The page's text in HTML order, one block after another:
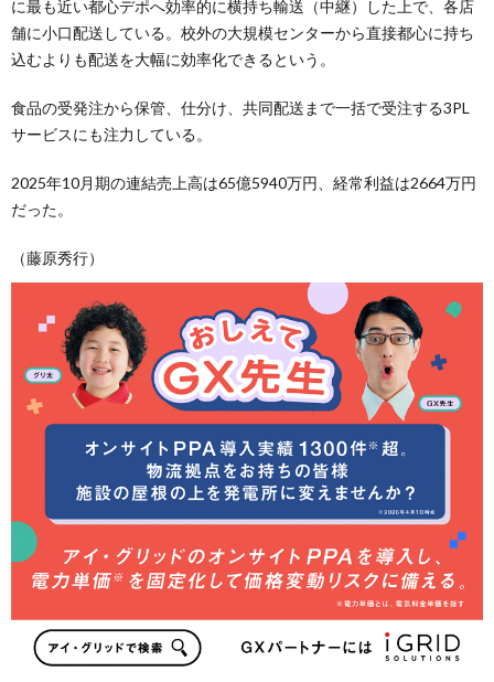
に最も近い都心デポへ効率的に横持ち輸送（中継）した上で、各店
舗に小口配送している。校外の大規模センターから直接都心に持ち
込むよりも配送を大幅に効率化できるという。
食品の受発注から保管、仕分け、共同配送まで一括で受注する3PL
サービスにも注力している。
2025年10月期の連結売上高は65億5940万円、経常利益は2664万円
だった。
（藤原秀行）